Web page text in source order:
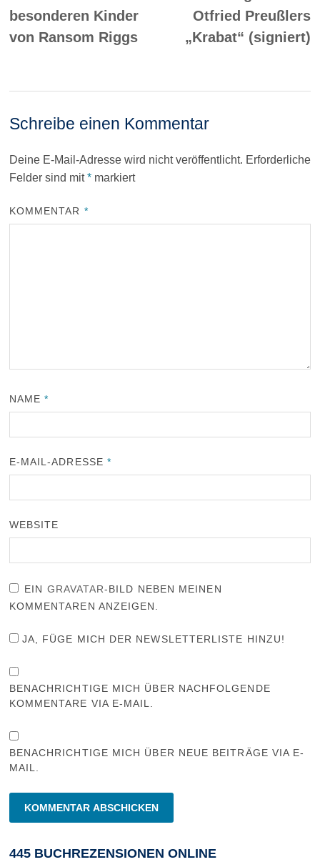
besonderen Kinder
von Ransom Riggs
Otfried Preußlers
„Krabat“ (signiert)
Schreibe einen Kommentar
Deine E-Mail-Adresse wird nicht veröffentlicht. Erforderliche
Felder sind mit*markiert
KOMMENTAR *
NAME*
E-MAIL-ADRESSE *
WEBSITE
EIN GRAVATAR-BILD NEBEN MEINEN
KOMMENTAREN ANZEIGEN.
JA, FÜGE MICH DER NEWSLETTERLISTE HINZU!
BENACHRICHTIGE MICH ÜBER NACHFOLGENDE
KOMMENTARE VIA E-MAIL.
BENACHRICHTIGE MICH ÜBER NEUE BEITRÄGE VIA E-
MAIL.
445 BUCHREZENSIONEN ONLINE